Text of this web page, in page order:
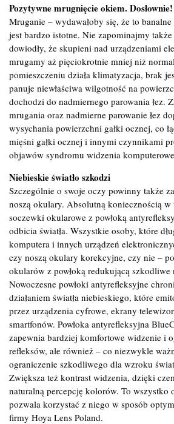
Pozytywne mrugnięcie okiem. Dosłownie!
Mruganie – wydawałoby się, że to
jest bardzo istotne. Nie zapominajmy
dowiodły, że skupieni nad urządzeniami
mrugamy aż pięciokrotnie mniej niż
pomieszczeniu działa klimatyzacja, brak
panuje niewłaściwa wilgotność na
dochodzi do nadmiernego parowania łez.
mrugania oraz nadmierne parowanie łez
wysychania powierzchni gałki ocznej, co
mięśni gałki ocznej i innymi czynnikami
objawów syndromu widzenia
Niebieskie światło szkodzi
Szczególnie o swoje oczy powinny także
noszą okulary. Absolutną koniecznością
soczewki okularowe z powłoką
odbicia światła. Wszystkie osoby, które
komputera i innych urządzeń
czy noszą okulary korekcyjne, czy nie –
okularów z powłoką redukującą szkodliwe
Nowoczesne powłoki antyrefleksyjne
działaniem światła niebieskiego, które
przez urządzenia cyfrowe, ekrany
smartfonów. Powłoka antyrefleksyjna
zapewnia bardziej komfortowe widzenie i
refleksów, ale również – co niezwykle
ograniczenie szkodliwego dla wzroku
Zwiększa też kontrast widzenia, dzięki
naturalną percepcję kolorów. To wszystko
pozwala korzystać z niego w sposób
firmy Hoya Lens Poland.